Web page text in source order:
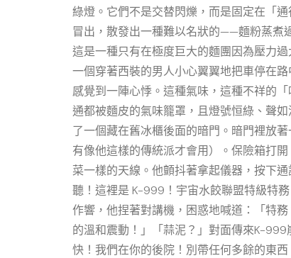
綠燈。它們不是交替閃爍，而是固定在「
冒出，散發出一種難以名狀的——麵粉蒸煮
這是一種只有在極度巨大的麵團因為壓力
一個穿著西裝的男人小心翼翼地把車停在
感覺到一陣心悸。這種氣味，這種不祥的
通都被麵皮的氣味籠罩，且燈號恒綠、聲
了一個藏在舊冰櫃後面的暗門。暗門裡放
有像他這樣的傳統派才會用）。保險箱打
菜一樣的天線。他顫抖著拿起儀器，按下
聽！這裡是 K-999！宇宙水餃聯盟特級特
作響，他捏著對講機，困惑地喊道：「特
的溫和震動！」「蒜泥？」對面傳來K-
快！我們在你的後院！別帶任何多餘的東